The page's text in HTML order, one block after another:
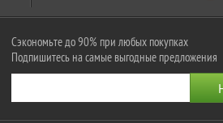
Сэкономьте до 90% при любых покупках
Подпишитесь на самые выгодные предложения